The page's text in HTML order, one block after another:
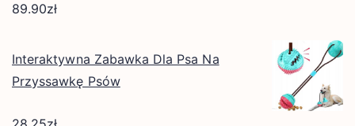
89.90zł
Interaktywna Zabawka Dla Psa Na
Przyssawkę Psów